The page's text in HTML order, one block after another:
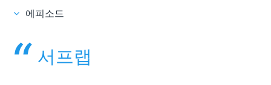
에피소드
서프랩